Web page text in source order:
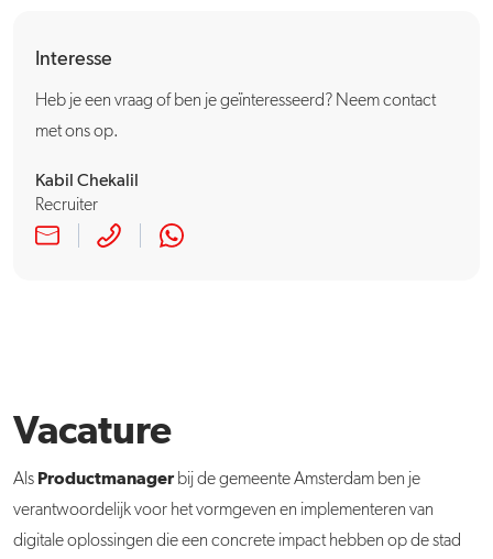
Interesse
Heb je een vraag of ben je geïnteresseerd? Neem contact
met ons op.
Kabil Chekalil
Recruiter
Vacature
Als Productmanagerbij de gemeente Amsterdam ben je
verantwoordelijk voor het vormgeven en implementeren van
digitale oplossingen die een concrete impact hebben op de stad